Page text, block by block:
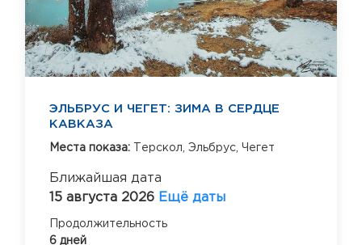
ЭЛЬБРУС И ЧЕГЕТ: ЗИМА В СЕРДЦЕ
КАВКАЗА
Места показа: Терскол, Эльбрус, Чегет
Ближайшая дата
15 августа 2026 Ещё даты
Продолжительность
6 дней